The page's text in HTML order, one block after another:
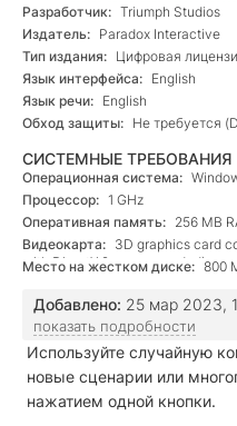
Разработчик: Triumph Studios
Издатель: Paradox Interactive
Тип издания: Цифровая
Язык интерфейса: English
Язык речи: English
Обход защиты: Не требуется
СИСТЕМНЫЕ ТРЕБОВАНИЯ
Операционная система:
Процессор: 1 GHz
Оперативная память: 256 MB
Видеокарта: 3D graphics card
with DirectX 9 recommended)
Место на жестком диске: 800
Добавлено: 25 мар 2023,
показать подробности
Используйте случайную
новые сценарии или
нажатием одной кнопки.